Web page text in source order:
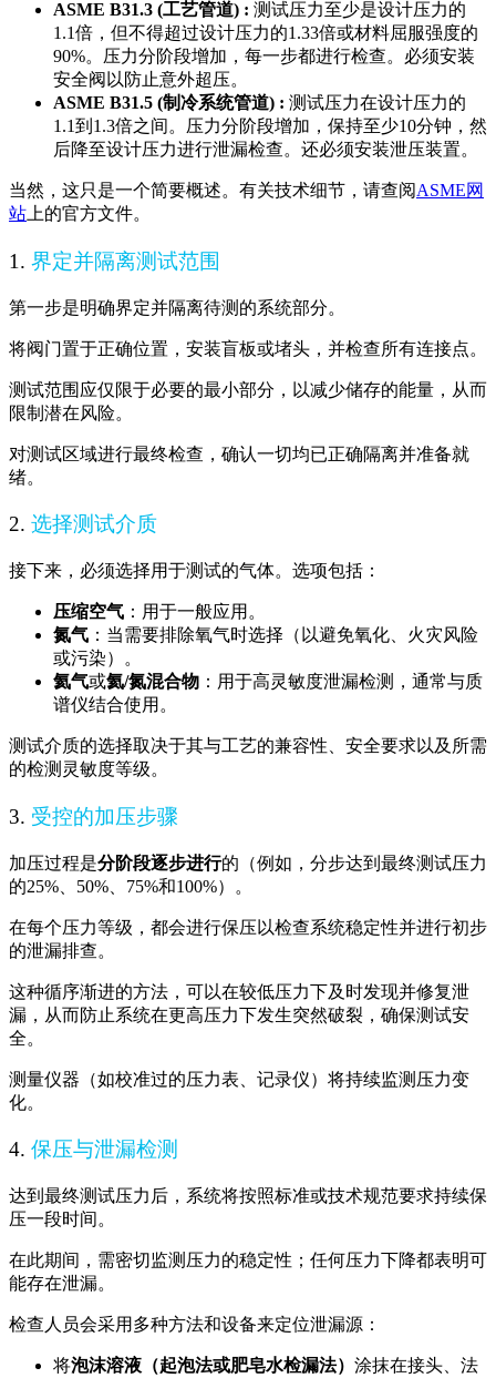
ASME B31.3 (工艺管道) : 测试压力至少是设计压力的
1.1倍，但不得超过设计压力的1.33倍或材料屈服强度的
90%。压力分阶段增加，每一步都进行检查。必须安装
安全阀以防止意外超压。
ASME B31.5 (制冷系统管道) : 测试压力在设计压力的
1.1到1.3倍之间。压力分阶段增加，保持至少10分钟，然
后降至设计压力进行泄漏检查。还必须安装泄压装置。
当然，这只是一个简要概述。有关技术细节，请查阅ASME网
站 上的官方文件。
1. 界定并隔离测试范围
第一步是明确界定并隔离待测的系统部分。
将阀门置于正确位置，安装盲板或堵头，并检查所有连接点。
测试范围应仅限于必要的最小部分，以减少储存的能量，从而
限制潜在风险。
对测试区域进行最终检查，确认一切均已正确隔离并准备就
绪。
2. 选择测试介质
接下来，必须选择用于测试的气体。选项包括：
压缩空气 ：用于一般应用。
氮气 ：当需要排除氧气时选择（以避免氧化、火灾风险
或污染）。
氦气或氦/氮混合物 ：用于高灵敏度泄漏检测，通常与质
谱仪结合使用。
测试介质的选择取决于其与工艺的兼容性、安全要求以及所需
的检测灵敏度等级。
3. 受控的加压步骤
加压过程是分阶段逐步进行的（例如，分步达到最终测试压力
的25%、50%、75%和100%）。
在每个压力等级，都会进行保压以检查系统稳定性并进行初步
的泄漏排查。
这种循序渐进的方法，可以在较低压力下及时发现并修复泄
漏，从而防止系统在更高压力下发生突然破裂，确保测试安
全。
测量仪器（如校准过的压力表、记录仪）将持续监测压力变
化。
4. 保压与泄漏检测
达到最终测试压力后，系统将按照标准或技术规范要求持续保
压一段时间。
在此期间，需密切监测压力的稳定性；任何压力下降都表明可
能存在泄漏。
检查人员会采用多种方法和设备来定位泄漏源：
将泡沫溶液（起泡法或肥皂水检漏法） 涂抹在接头、法